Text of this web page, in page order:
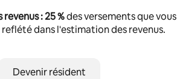
revenus : 25 %des versements que vous
dans l'estimation des revenus.
Devenir résident